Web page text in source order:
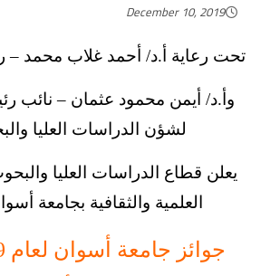
December 10, 2019
تحت رعاية أ.د/ أحمد غلاب محمد –
وأ.د/ أيمن محمود عثمان – نائب
لشؤن الدراسات العليا
يعلن قطاع الدراسات العليا
العلمية والثقافية بجامعة